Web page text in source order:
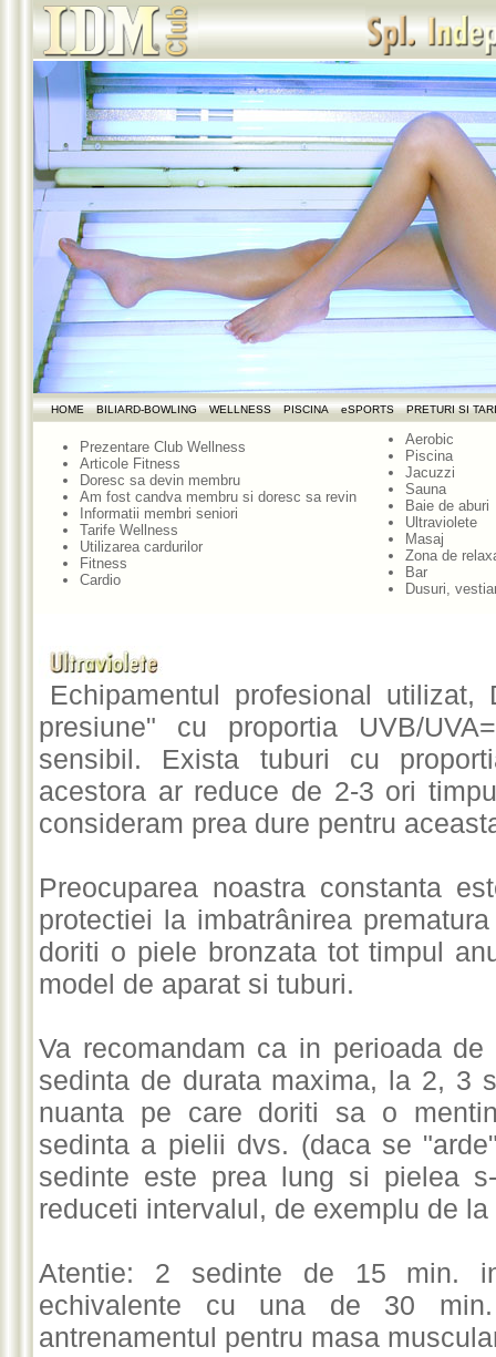
HOME BILIARD-BOWLING WELLNESS PISCINA eSPORTS PRETURI SI
Prezentare Club Wellness
Articole Fitness
Doresc sa devin membru
Am fost candva membru si doresc sa revin
Informatii membri seniori
Tarife Wellness
Utilizarea cardurilor
Fitness
Cardio
Aerobic
Piscina
Jacuzzi
Sauna
Baie de aburi
Ultraviolete
Masaj
Zona de
Bar
Dusuri,
Echipamentul profesional
presiune" cu proportia UVB/
sensibil. Exista tuburi cu
acestora ar reduce de 2-3 ori
consideram prea dure pentru
Preocuparea noastra constanta
protectiei la imbatrânirea
doriti o piele bronzata tot timpul
model de aparat si tuburi.
Va recomandam ca in perioada
sedinta de durata maxima, la 2, 3
nuanta pe care doriti sa o
sedinta a pielii dvs. (daca se
sedinte este prea lung si pielea
reduceti intervalul, de exemplu de
Atentie: 2 sedinte de 15 min.
echivalente cu una de 30
antrenamentul pentru masa